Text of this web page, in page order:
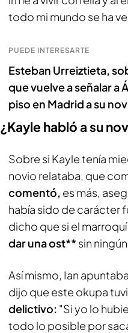
todo mi mundo se ha
PUEDE INTERESARTE
Esteban Urreiztieta,
que vuelve a señalar a
piso en Madrid a su
¿Kayle habló a su
Sobre si Kayle tenía
novio relataba, que
comentó, es más,
había sido de carácter
dicho que si el
dar una ost** sin
Así mismo, Ian
dijo que este okupa
delictivo: "Si yo lo
todo lo posible por